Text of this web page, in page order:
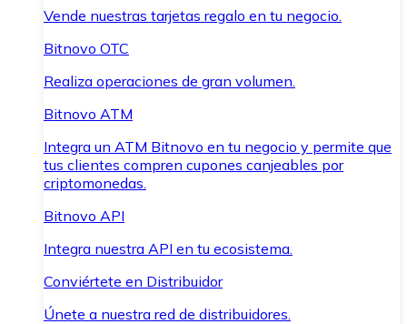
Vende nuestras tarjetas regalo en tu negocio.
Bitnovo OTC
Realiza operaciones de gran volumen.
Bitnovo ATM
Integra un ATM Bitnovo en tu negocio y permite que
tus clientes compren cupones canjeables por
criptomonedas.
Bitnovo API
Integra nuestra API en tu ecosistema.
Conviértete en Distribuidor
Únete a nuestra red de distribuidores.